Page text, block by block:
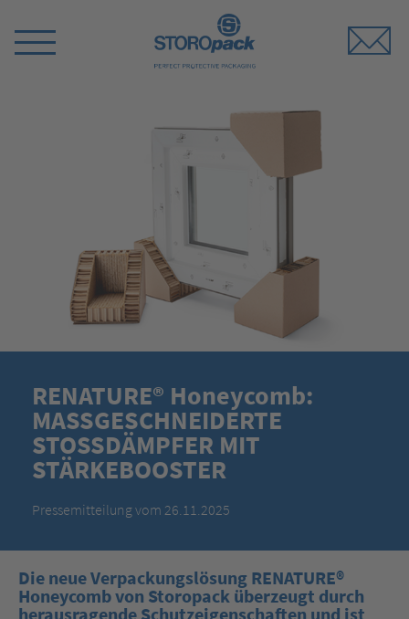
Menü
RENATURE® Honeycomb:
MASSGESCHNEIDERTE
STOSSDÄMPFER MIT
STÄRKEBOOSTER
Pressemitteilung vom 26.11.2025
Die neue Verpackungslösung RENATURE®
Honeycomb von Storopack überzeugt durch
herausragende Schutzeigenschaften und ist